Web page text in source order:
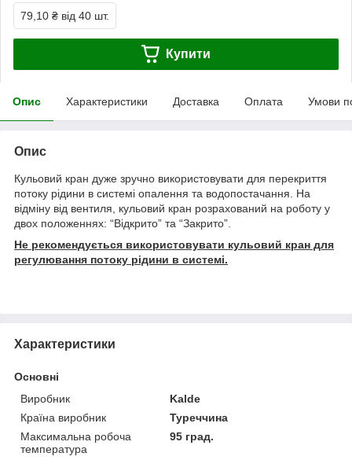
79,10 ₴ від 40 шт.
Купити
Опис Характеристики Доставка Оплата Умови
Опис
Кульовий кран дуже зручно використовувати для перекриття
потоку рідини в системі опалення та водопостачання. На
відміну від вентиля, кульовий кран розрахований на роботу у
двох положеннях: “Відкрито” та “Закрито”.
Не рекомендується використовувати кульовий кран для
регулювання потоку рідини в системі.
Характеристики
Основні
Виробник
Kalde
Країна виробник
Туреччина
Максимальна робоча
температура
95 град.